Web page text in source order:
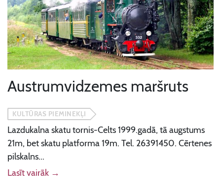
Austrumvidzemes maršruts
KULTŪRAS PIEMINEKĻI
Lazdukalna skatu tornis-Celts 1999.gadā, tā augstums
21m, bet skatu platforma 19m. Tel. 26391450. Cērtenes
pilskalns...
Lasīt vairāk →